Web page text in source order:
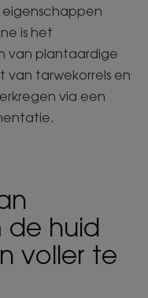
is het
van plantaardige
van tarwekorrels en
via een
de huid
voller te